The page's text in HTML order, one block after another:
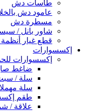
طاسات دش
عامود دش
مسطرة دش
شاور بانل /
قطع غيار
إكسسوارات
إكسسوارات
ضاغط
سلة /
سلة
طقم
علاقة /